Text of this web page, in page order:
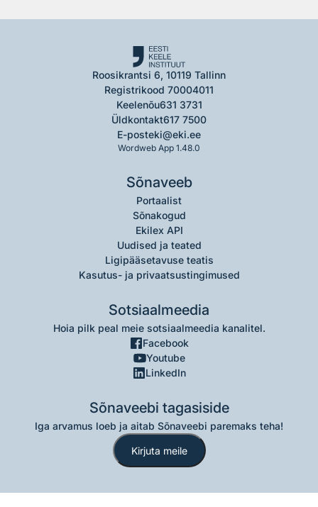
Roosikrantsi 6, 10119 Tallinn
Registrikood 70004011
Keelenõu631 3731
Üldkontakt617 7500
E-posteki@eki.ee
Wordweb App 1.48.0
Sõnaveeb
Portaalist
Sõnakogud
Ekilex API
Uudised ja teated
Ligipääsetavuse teatis
Kasutus- ja privaatsustingimused
Sotsiaalmeedia
Hoia pilk peal meie sotsiaalmeedia kanalitel.
Facebook
Youtube
LinkedIn
Sõnaveebi tagasiside
Iga arvamus loeb ja aitab Sõnaveebi paremaks teha!
Kirjuta meile